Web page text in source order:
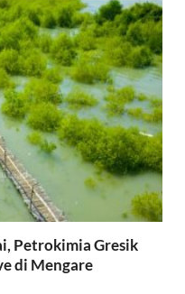
Petrokimia Gresik
di Mengare